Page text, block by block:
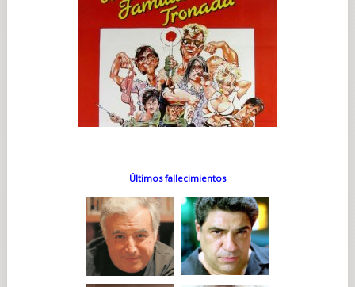
Últimos fallecimientos